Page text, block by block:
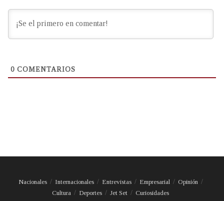
0 COMENTARIOS
Nacionales Internacionales Entrevistas Empresarial
Opinión
Cultura
Deportes Jet Set Curiosidades